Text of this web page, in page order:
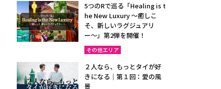
5つのRで巡る「Healing is t
he New Luxury ～癒しこ
そ、新しいラグジュアリ
ー〜」第2弾を開催！
その他エリア
２人なら、もっとタイが好
きになる｜第１回：愛の風
景